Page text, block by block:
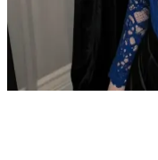
της, αποφασισμένη να
προσφέρει ακλόνητη
την ευγενική της
Show more